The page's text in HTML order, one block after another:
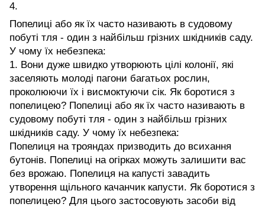
4.
Попелиці або як їх часто називають в судовому
побуті тля - один з найбільш грізних шкідників саду.
У чому їх небезпека:
1. Вони дуже швидко утворюють цілі колонії, які
заселяють молоді пагони багатьох рослин,
проколюючи їх і висмоктуючи сік. Як боротися з
попелицею? Попелиці або як їх часто називають в
судовому побуті тля - один з найбільш грізних
шкідників саду. У чому їх небезпека:
Попелиця на трояндах призводить до всихання
бутонів. Попелиці на огірках можуть залишити вас
без врожаю. Попелиця на капусті завадить
утворення щільного качанчик капусти. Як боротися з
попелицею? Для цього застосовують засоби від